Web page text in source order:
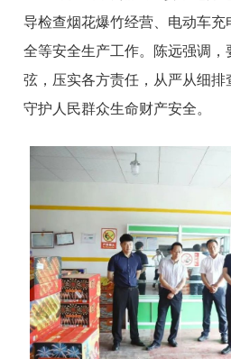
导检查烟花爆竹经营、电动车充
全等安全生产工作。陈远强调
弦，压实各方责任，从严从细
守护人民群众生命财产安全。